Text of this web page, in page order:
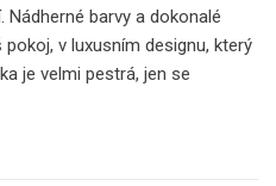
barvy a dokonalé
v luxusním designu, který
je velmi pestrá, jen se